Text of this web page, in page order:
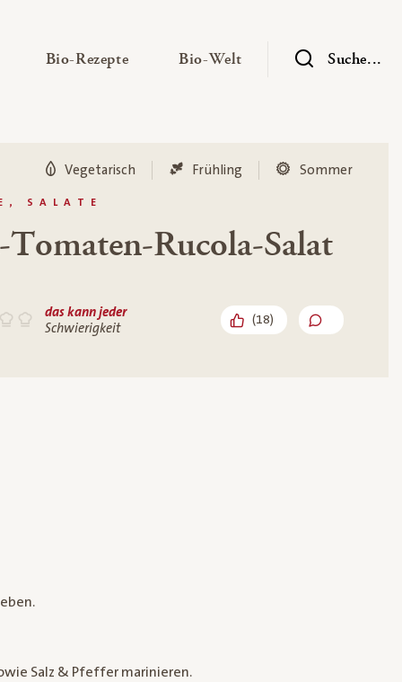
Untermenü ausklappen
Bio-Rezepte— Untermenü ausklappen
Bio-Welt — UntermenüSuche...
SALATE
Vegetarisch Frühling Sommer
Rucola-Salat
das kann jeder
Schwierigkeit
(18)
Salz & Pfeffer marinieren.